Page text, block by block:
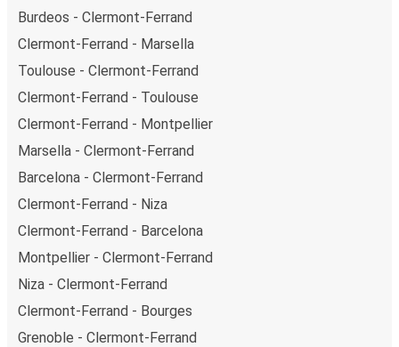
Burdeos - Clermont-Ferrand
Clermont-Ferrand - Marsella
Toulouse - Clermont-Ferrand
Clermont-Ferrand - Toulouse
Clermont-Ferrand - Montpellier
Marsella - Clermont-Ferrand
Barcelona - Clermont-Ferrand
Clermont-Ferrand - Niza
Clermont-Ferrand - Barcelona
Montpellier - Clermont-Ferrand
Niza - Clermont-Ferrand
Clermont-Ferrand - Bourges
Grenoble - Clermont-Ferrand